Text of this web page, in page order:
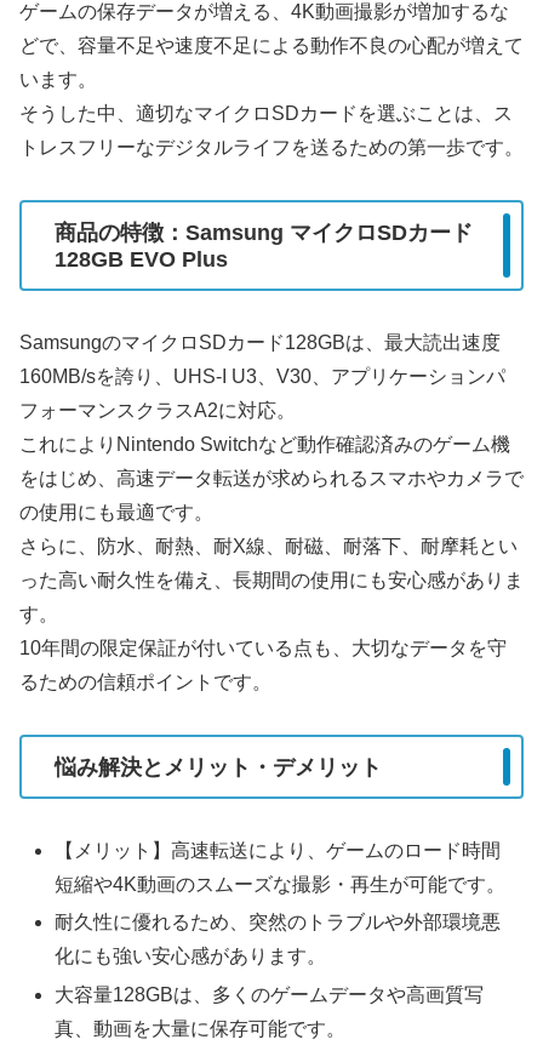
ゲームの保存データが増える、4K動画撮影が増加するな
どで、容量不足や速度不足による動作不良の心配が増えて
います。
そうした中、適切なマイクロSDカードを選ぶことは、ス
トレスフリーなデジタルライフを送るための第一歩です。
商品の特徴：Samsung マイクロSDカード
128GB EVO Plus
SamsungのマイクロSDカード128GBは、最大読出速度
160MB/sを誇り、UHS-I U3、V30、アプリケーションパ
フォーマンスクラスA2に対応。
これによりNintendo Switchなど動作確認済みのゲーム機
をはじめ、高速データ転送が求められるスマホやカメラで
の使用にも最適です。
さらに、防水、耐熱、耐X線、耐磁、耐落下、耐摩耗とい
った高い耐久性を備え、長期間の使用にも安心感がありま
す。
10年間の限定保証が付いている点も、大切なデータを守
るための信頼ポイントです。
悩み解決とメリット・デメリット
【メリット】高速転送により、ゲームのロード時間
短縮や4K動画のスムーズな撮影・再生が可能です。
耐久性に優れるため、突然のトラブルや外部環境悪
化にも強い安心感があります。
大容量128GBは、多くのゲームデータや高画質写
真、動画を大量に保存可能です。